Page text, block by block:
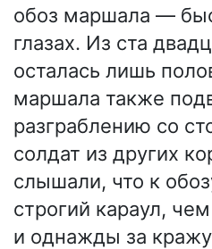
обоз маршала —
глазах. Из ста
осталась лишь
маршала также
разграблению со
солдат из других
слышали, что к
строгий караул,
и однажды за